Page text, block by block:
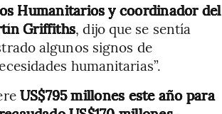
Humanitarios y coordinador del
Griffiths, dijo que se sentía
algunos signos de
humanitarias”.
US$795 millones este año para